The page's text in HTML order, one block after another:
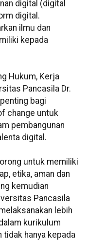
digital (digital
digital.
ilmu dan
kepada
Hukum, Kerja
Pancasila Dr.
bagi
change untuk
pembangunan
digital.
untuk memiliki
etika, aman dan
kemudian
Pancasila
lebih
kurikulum
tidak hanya kepada